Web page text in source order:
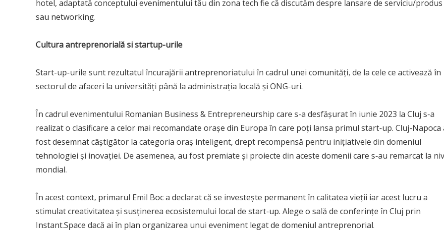
hotel, adaptată conceptului evenimentului tău din zona tech fie că discutăm despre lansare de serviciu/produs
sau networking.
Cultura antreprenorială si startup-urile
Start-up-urile sunt rezultatul încurajării antreprenoriatului în cadrul unei comunități, de la cele ce activează în
sectorul de afaceri la universități până la administrația locală și ONG-uri.
În cadrul evenimentului Romanian Business & Entrepreneurship care s-a desfășurat în iunie 2023 la Cluj s-a
realizat o clasificare a celor mai recomandate orașe din Europa în care poți lansa primul start-up. Cluj-Napoca
fost desemnat câștigător la categoria oraș inteligent, drept recompensă pentru inițiativele din domeniul
tehnologiei și inovației. De asemenea, au fost premiate și proiecte din aceste domenii care s-au remarcat la
mondial.
În acest context, primarul Emil Boc a declarat că se investește permanent în calitatea vieții iar acest lucru a
stimulat creativitatea și susținerea ecosistemului local de start-up. Alege o sală de conferințe în Cluj prin
Instant.Space dacă ai în plan organizarea unui eveniment legat de domeniul antreprenorial.